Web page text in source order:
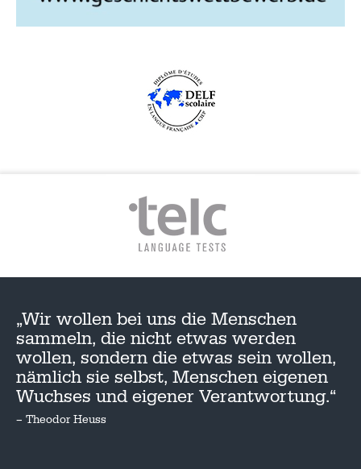
„Wir wollen bei uns die Menschen
sammeln, die nicht etwas werden
wollen, sondern die etwas sein wollen,
nämlich sie selbst, Menschen eigenen
Wuchses und eigener Verantwortung.“
– Theodor Heuss